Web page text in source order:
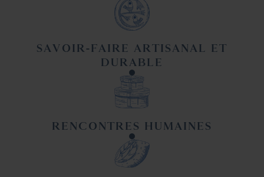
SAVOIR-FAIRE ARTISANAL ET
DURABLE
RENCONTRES HUMAINES